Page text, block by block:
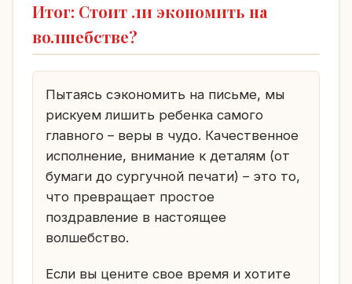
Итог: Стоит ли экономить на
волшебстве?
Пытаясь сэкономить на письме, мы
рискуем лишить ребенка самого
главного – веры в чудо. Качественное
исполнение, внимание к деталям (от
бумаги до сургучной печати) – это то,
что превращает простое
поздравление в настоящее
волшебство.
Если вы цените свое время и хотите